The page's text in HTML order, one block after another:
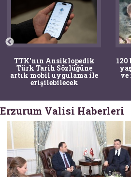
TTK'nın Ansiklopedik
Türk Tarih Sözlüğüne
artık mobil uygulama ile
erişilebilecek
ve
Erzurum Valisi Haberleri